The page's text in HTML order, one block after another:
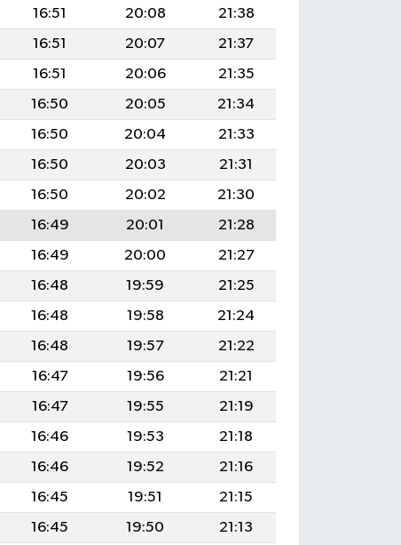
16:51 20:08
21:38
16:51 20:07
21:37
16:51 20:06
21:35
16:50 20:05
21:34
16:50 20:04
21:33
16:50 20:03
21:31
16:50 20:02
21:30
16:49 20:01
21:28
16:49 20:00
21:27
16:48 19:59
21:25
16:48 19:58
21:24
16:48 19:57
21:22
16:47 19:56
21:21
16:47 19:55
21:19
16:46 19:53
21:18
16:46 19:52
21:16
16:45 19:51
21:15
16:45 19:50
21:13